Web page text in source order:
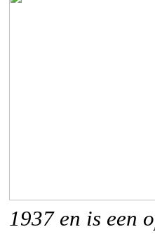
1937 en is een